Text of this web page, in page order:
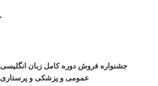
جشنواره فروش دوره کامل زبان انگلیسی
عمومی و پزشکی و پرستاری